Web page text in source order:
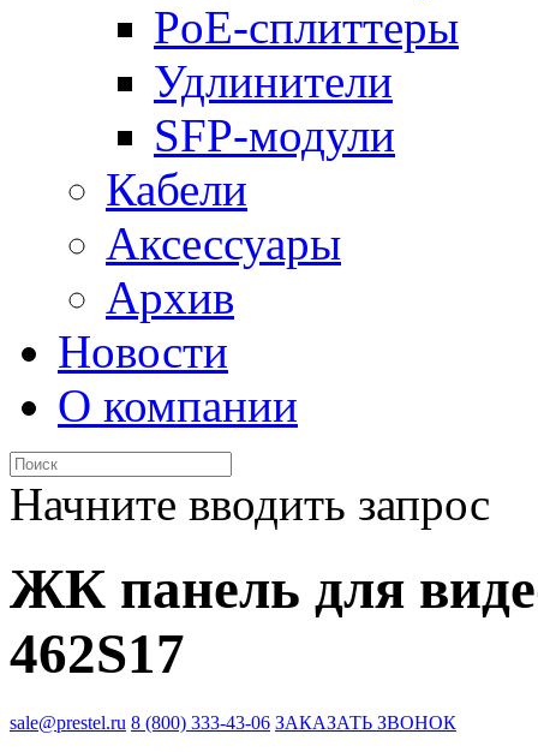
PoE-сплиттеры
Удлинители
SFP-модули
Кабели
Аксессуары
Архив
Новости
О компании
Начните вводить запрос
ЖК панель для
462S17
sale@prestel.ru 8 (800) 333-43-06 ЗАКАЗАТЬ ЗВОНОК